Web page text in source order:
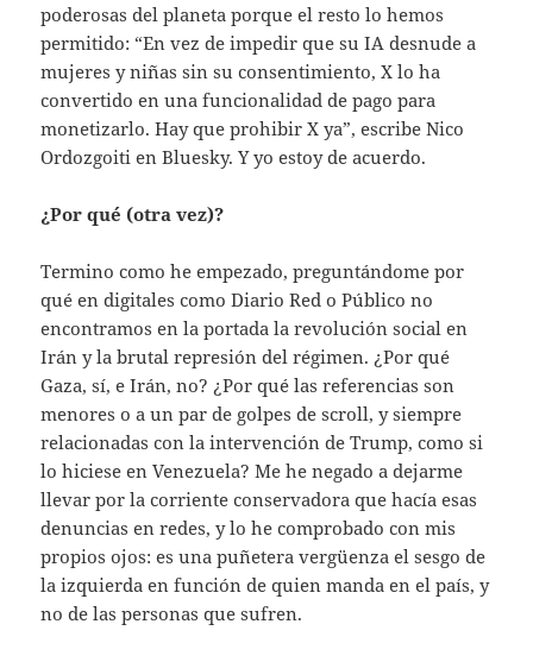
poderosas del planeta porque el resto lo hemos
permitido: “En vez de impedir que su IA desnude a
mujeres y niñas sin su consentimiento, X lo ha
convertido en una funcionalidad de pago para
monetizarlo. Hay que prohibir X ya”, escribe Nico
Ordozgoiti en Bluesky. Y yo estoy de acuerdo.
¿Por qué (otra vez)?
Termino como he empezado, preguntándome por
qué en digitales como Diario Red o Público no
encontramos en la portada la revolución social en
Irán y la brutal represión del régimen. ¿Por qué
Gaza, sí, e Irán, no? ¿Por qué las referencias son
menores o a un par de golpes de scroll, y siempre
relacionadas con la intervención de Trump, como si
lo hiciese en Venezuela? Me he negado a dejarme
llevar por la corriente conservadora que hacía esas
denuncias en redes, y lo he comprobado con mis
propios ojos: es una puñetera vergüenza el sesgo de
la izquierda en función de quien manda en el país, y
no de las personas que sufren.